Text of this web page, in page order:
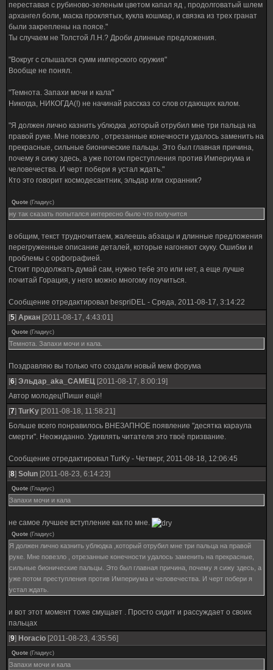
переставая с рубиново-зеленым цветом капал яд , продолговатый шлем
архангел боли, маска проклятых, кукла кошмар, и связка из трех гранат
были закреплены на поясе."
Ты случаем не Толстой Л.Н.? Дроби длинные предложения.
"Вокруг с слышался сумм имперского оружия"
Вообще не понял.
"Темнота. Запахи мочи и кала"
Никогда, НИКОГДА(!) не начинай рассказ со слов отдающих калом.
"Я должен лично казнить ублюдка ,который отрубил мне три пальца на
правой руке. Мне повезло , отрезанные конечности удалось заменить на
прекрасные, сильные бионические пальцы. Это был главная причина,
почему я сижу здесь, а уже потом преступления против Империума и
человечества. И черт побери я устал ждать."
Кто это говорит космодесантник, эльдар или охранник?
Quote (Гладиус)
ну так сказать попытался интересно было что получится
в общим, текст трудночитаем, жалеешь абзацы и длинные предложения
перегруженные описание деталей, которые нагоняют скуку. Ошибки и
проблемы с орфографией.
Стоит продолжать думай сам, нужно тебе это или нет, а еще лучше
почитай Горация, у него можно многому поучиться.
Сообщение отредактировал bespriDEL - Среда, 2011-08-17, 3:14:22
[5] Аркан [2011-08-17, 4:43:01]
Quote (Гладиус)
Темнота. Запахи мочи и кала.
Поздравляю вы только что создали новый мем форума
[6] Эльдар_аka_САМЕЦ [2011-08-17, 8:00:19]
Автор молодец!Пиши ещё!
[7] TurKy [2011-08-18, 11:58:21]
Больше всего понравилось ВНЕЗАПНОЕ появление "десятка караула
смерти". Неожиданно. Удивлять читателя это твоё призвание.
Сообщение отредактировал TurKy - Четверг, 2011-08-18, 12:06:45
[8] Solun [2011-08-23, 6:14:23]
Quote (Гладиус)
Запахи мочи и кала
не самое лучшее вступление как по мне.
Quote (Гладиус)
Я должен лично казнить ублюдка ,который отрубил мне три пальца на правой
руке. Мне повезло , отрезанные конечности удалось заменить на прекрасные,
сильные бионические пальцы. Это был главная причина, почему я сижу здесь, а
уже потом преступления против Империума и человечества. И черт побери я
устал ждать.
и вот этот момент тоже смущает . Просто сидит и рассуждает о своих
пальцах
[9] Horacio [2011-08-23, 4:35:56]
Quote (Гладиус)
Запахи мочи и кала